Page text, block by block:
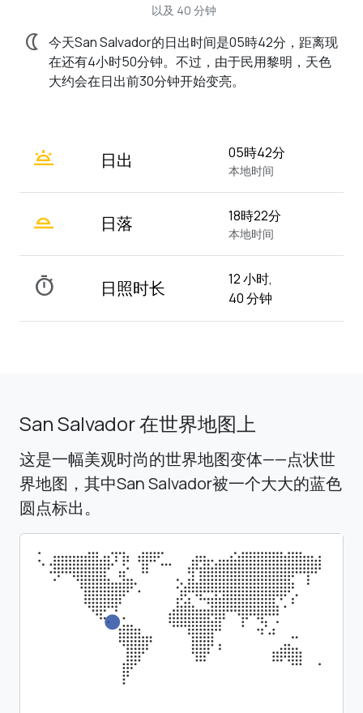
以及 40 分钟
nightlight 今天San Salvador的日出时间是05時42分，距离现
在还有4小时50分钟。不过，由于民用黎明，天色
大约会在日出前30分钟开始变亮。
wb_twilight 日出 05時42分
本地时间
wb_twilight_2 日落 18時22分
本地时间
timer 日照时长
12 小时,
40 分钟
San Salvador 在世界地图上
这是一幅美观时尚的世界地图变体——点状世
界地图，其中San Salvador被一个大大的蓝色
圆点标出。